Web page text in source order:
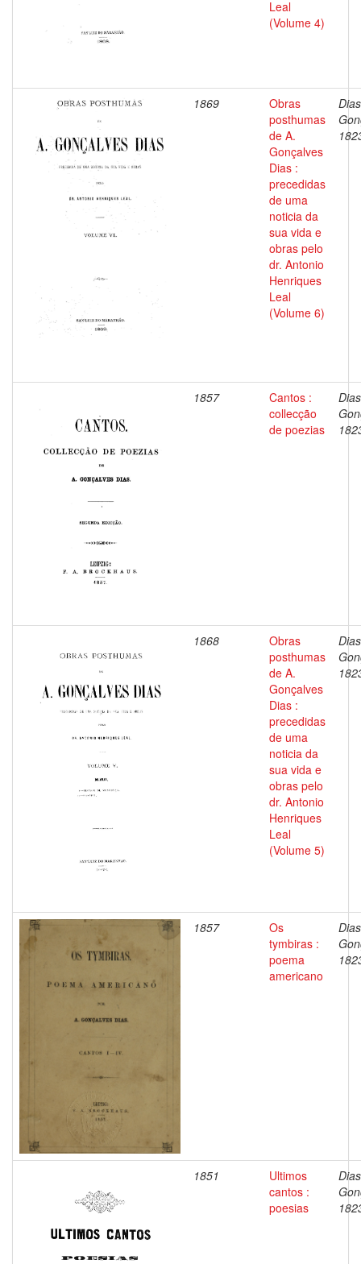
Leal
(Volume 4)
1869
Obras
posthumas
de A.
Gonçalves
Dias :
precedidas
de uma
noticia da
sua vida e
obras pelo
dr. Antonio
Henriques
Leal
(Volume 6)
1857
Cantos :
collecção
de poezias
1868
Obras
posthumas
de A.
Gonçalves
Dias :
precedidas
de uma
noticia da
sua vida e
obras pelo
dr. Antonio
Henriques
Leal
(Volume 5)
1857
Os
tymbiras :
poema
americano
1851
Ultimos
cantos :
poesias